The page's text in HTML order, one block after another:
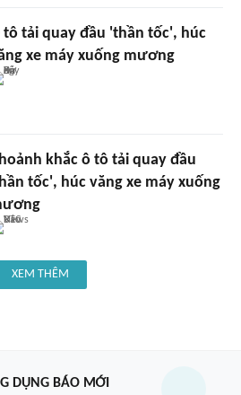
tô tải quay đầu 'thần tốc', húc
xe máy xuống mương
khắc ô tô tải quay đầu
tốc', húc văng xe máy xuống
XEM THÊM
DỤNG BÁO MỚI